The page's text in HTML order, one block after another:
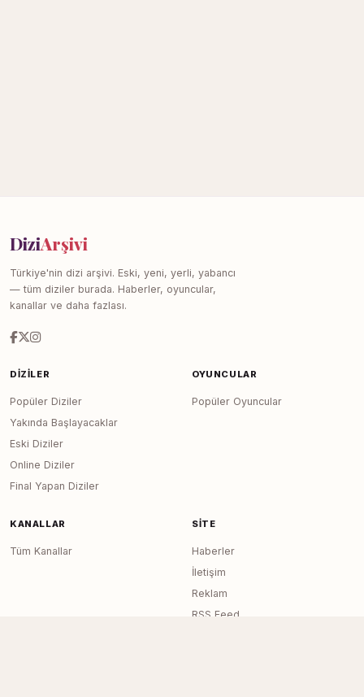
DiziArşivi
Türkiye'nin dizi arşivi. Eski, yeni, yerli, yabancı
— tüm diziler burada. Haberler, oyuncular,
kanallar ve daha fazlası.
DIZILER
Popüler Diziler
Yakında Başlayacaklar
Eski Diziler
Online Diziler
Final Yapan Diziler
OYUNCULAR
Popüler Oyuncular
KANALLAR
Tüm Kanallar
SITE
Haberler
İletişim
Reklam
RSS Feed